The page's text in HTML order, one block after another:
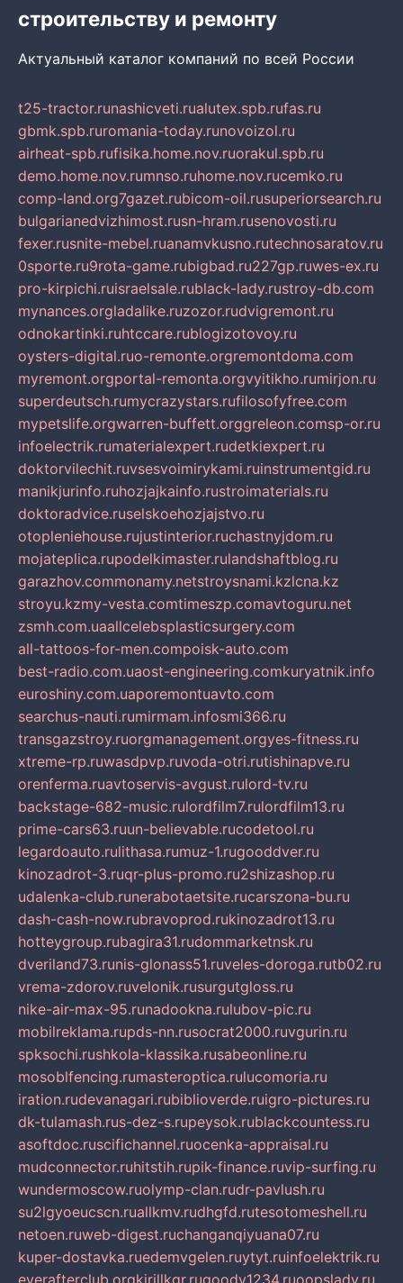
строительству и ремонту
Актуальный каталог компаний по всей России
t25-tractor.runashicveti.rualutex.spb.rufas.ru
gbmk.spb.ruromania-today.runovoizol.ru
airheat-spb.rufisika.home.nov.ruorakul.spb.ru
demo.home.nov.rumnso.ruhome.nov.rucemko.ru
comp-land.org7gazet.rubicom-oil.rusuperiorsearch.ru
bulgarianedvizhimost.rusn-hram.rusenovosti.ru
fexer.rusnite-mebel.ruanamvkusno.rutechnosaratov.ru
0sporte.ru9rota-game.rubigbad.ru227gp.ruwes-ex.ru
pro-kirpichi.ruisraelsale.rublack-lady.rustroy-db.com
mynances.orgladalike.ruzozor.rudvigremont.ru
odnokartinki.ruhtccare.rublogizotovoy.ru
oysters-digital.ruo-remonte.orgremontdoma.com
myremont.orgportal-remonta.orgvyitikho.rumirjon.ru
superdeutsch.rumycrazystars.rufilosofyfree.com
mypetslife.orgwarren-buffett.orggreleon.comsp-or.ru
infoelectrik.rumaterialexpert.rudetkiexpert.ru
doktorvilechit.ruvsesvoimirykami.ruinstrumentgid.ru
manikjurinfo.ruhozjajkainfo.rustroimaterials.ru
doktoradvice.ruselskoehozjajstvo.ru
otopleniehouse.rujustinterior.ruchastnyjdom.ru
mojateplica.rupodelkimaster.rulandshaftblog.ru
garazhov.commonamy.netstroysnami.kzlcna.kz
stroyu.kzmy-vesta.comtimeszp.comavtoguru.net
zsmh.com.uaallcelebsplasticsurgery.com
all-tattoos-for-men.compoisk-auto.com
best-radio.com.uaost-engineering.comkuryatnik.info
euroshiny.com.uaporemontuavto.com
searchus-nauti.rumirmam.infosmi366.ru
transgazstroy.ruorgmanagement.orgyes-fitness.ru
xtreme-rp.ruwasdpvp.ruvoda-otri.rutishinapve.ru
orenferma.ruavtoservis-avgust.rulord-tv.ru
backstage-682-music.rulordfilm7.rulordfilm13.ru
prime-cars63.ruun-believable.rucodetool.ru
legardoauto.rulithasa.rumuz-1.rugooddver.ru
kinozadrot-3.ruqr-plus-promo.ru2shizashop.ru
udalenka-club.runerabotaetsite.rucarszona-bu.ru
dash-cash-now.rubravoprod.rukinozadrot13.ru
hotteygroup.rubagira31.rudommarketnsk.ru
dveriland73.runis-glonass51.ruveles-doroga.rutb02.ru
vrema-zdorov.ruvelonik.rusurgutgloss.ru
nike-air-max-95.runadookna.rulubov-pic.ru
mobilreklama.rupds-nn.rusocrat2000.ruvgurin.ru
spksochi.rushkola-klassika.rusabeonline.ru
mosoblfencing.rumasteroptica.rulucomoria.ru
iration.rudevanagari.rubiblioverde.ruigro-pictures.ru
dk-tulamash.rus-dez-s.rupeysok.rublackcountess.ru
asoftdoc.ruscifichannel.ruocenka-appraisal.ru
mudconnector.ruhitstih.rupik-finance.ruvip-surfing.ru
wundermoscow.ruolymp-clan.rudr-pavlush.ru
su2lgyoeucscn.ruallkmv.rudhgfd.rutesotomeshell.ru
netoen.ruweb-digest.ruchanganqiyuana07.ru
kuper-dostavka.ruedemvgelen.ruytyt.ruinfoelektrik.ru
everafterclub.orgkirillkgr.rugoodv1234.ruoopslady.ru